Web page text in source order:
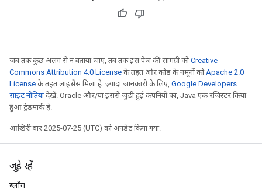
जब तक कुछ अलग से न बताया जाए, तब तक इस पेज की सामग्री कोCreative
Commons Attribution 4.0 License के तहत और कोड के नमूनों कोApache 2.0
License के तहत लाइसेंस मिला है. ज़्यादा जानकारी के लिए, Google Developers
साइट नीतियांदेखें. Oracle और/या इससे जुड़ी हुई कंपनियों का, Java एक रजिस्टर किया
हुआ ट्रेडमार्क है.
आखिरी बार 2025-07-25 (UTC) को अपडेट किया गया.
जुड़े रहें
ब्लॉग